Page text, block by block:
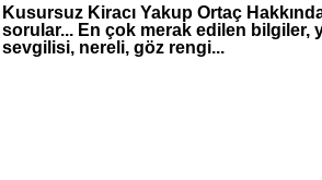
Kusursuz Kiracı Yakup Ortaç
sorular... En çok merak edilen bilgiler,
sevgilisi, nereli, göz rengi...